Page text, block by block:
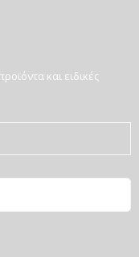
και ειδικές